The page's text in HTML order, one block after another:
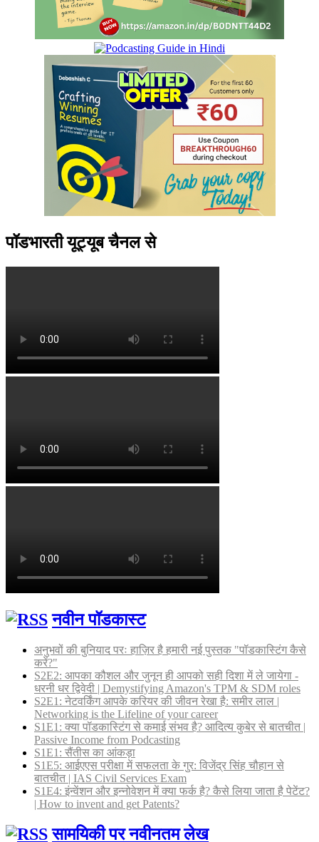
पॉडभारती यूट्यूब चैनल से
नवीन पॉडकास्ट
अनुभवों की बुनियाद परः हाज़िर है हमारी नई पुस्तक "पॉडकास्टिंग कैसे
करें?"
S2E2: आपका कौशल और जुनून ही आपको सही दिशा में ले जायेगा -
धरनी धर द्विवेदी | Demystifying Amazon's TPM & SDM roles
S2E1: नेटवर्किंग आपके करियर की जीवन रेखा है: समीर लाल |
Networking is the Lifeline of your career
S1E1: क्या पॉडकास्टिंग से कमाई संभव है? आदित्य कुबेर से बातचीत |
Passive Income from Podcasting
S1E1: सैंतीस का आंकड़ा
S1E5: आईएएस परीक्षा में सफलता के गुर: विजेंद्र सिंह चौहान से
बातचीत | IAS Civil Services Exam
S1E4: इंन्वेंशन और इन्नोवेशन में क्या फर्क है? कैसे लिया जाता है पेटेंट?
| How to invent and get Patents?
सामयिकी पर नवीनतम लेख